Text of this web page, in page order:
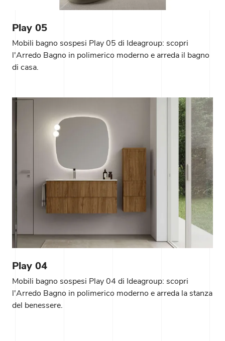
Play 05
Mobili bagno sospesi Play 05 di Ideagroup: scopri
l'Arredo Bagno in polimerico moderno e arreda il bagno
di casa.
Play 04
Mobili bagno sospesi Play 04 di Ideagroup: scopri
l'Arredo Bagno in polimerico moderno e arreda la stanza
del benessere.